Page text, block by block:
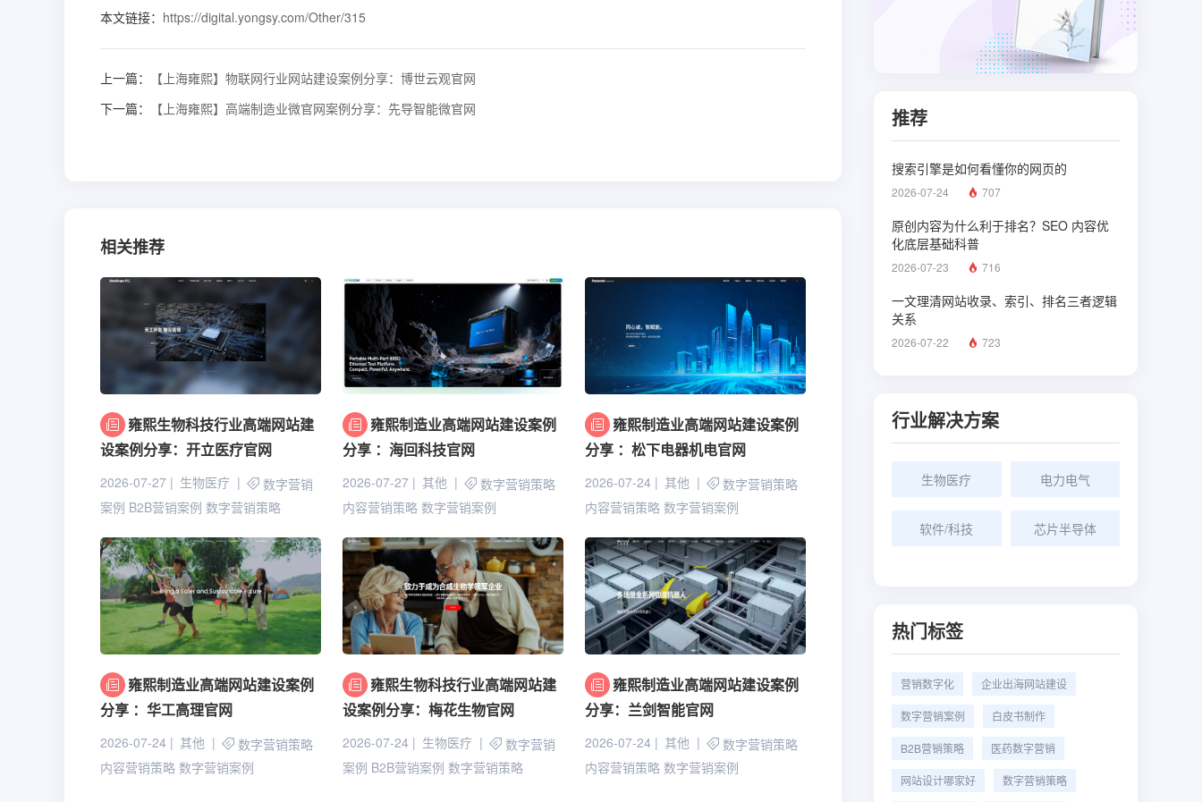
本文链接： https://digital.yongsy.com/Other/315
上一篇：
【上海雍熙】物联网行业网站建设案例分享：博世云观官网
下一篇：
【上海雍熙】高端制造业微官网案例分享：先导智能微官网
相关推荐
雍熙生物科技行业高端网站建
设案例分享：开立医疗官网
2026-07-27 生物医疗
数字营销
案例 B2B营销案例 数字营销策略
雍熙制造业高端网站建设案例
分享 ：海回科技官网
2026-07-27 其他
数字营销策略
内容营销策略 数字营销案例
雍熙制造业高端网站建设案例
分享 ：松下电器机电官网
2026-07-24 其他
数字营销策略
内容营销策略 数字营销案例
雍熙制造业高端网站建设案例
分享 ：华工高理官网
2026-07-24 其他
数字营销策略
内容营销策略 数字营销案例
雍熙生物科技行业高端网站建
设案例分享：梅花生物官网
2026-07-24 生物医疗
数字营销
案例 B2B营销案例 数字营销策略
雍熙制造业高端网站建设案例
分享：兰剑智能官网
2026-07-24 其他
数字营销策略
内容营销策略 数字营销案例
推荐
搜索引擎是如何看懂你的网页的
2026-07-24 707
原创内容为什么利于排名？SEO 内容优
化底层基础科普
2026-07-23 716
一文理清网站收录、索引、排名三者逻辑
关系
2026-07-22 723
行业解决方案
生物医疗 电力电气
软件/科技 芯片半导体
热门标签
营销数字化 企业出海网站建设
数字营销案例 白皮书制作
B2B营销策略 医药数字营销
网站设计哪家好 数字营销策略